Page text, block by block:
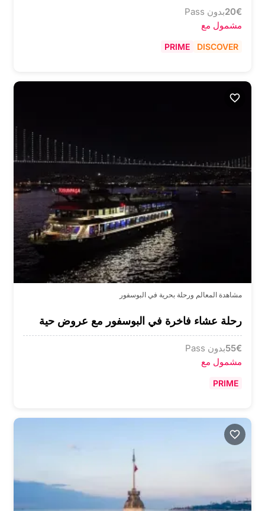
€
20بدون Pass
مشمول مع
DISCOVER
PRIME
مشاهدة المعالم ورحلة بحرية في البوسفور
رحلة عشاء فاخرة في البوسفور مع عروض حية
€
55بدون Pass
مشمول مع
PRIME